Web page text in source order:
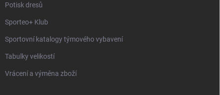
Potisk dresů
Sporteo+ Klub
Sportovní katalogy týmového vybavení
Tabulky velikostí
Vrácení a výměna zboží